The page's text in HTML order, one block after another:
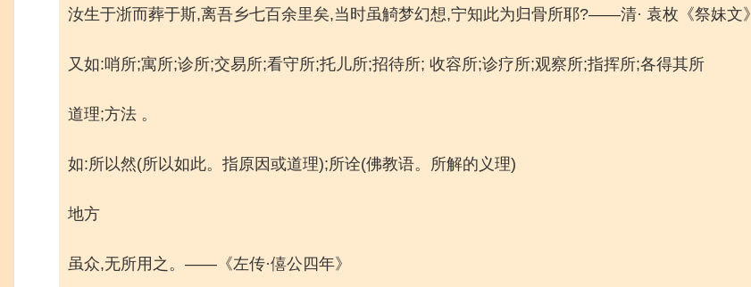
汝生于浙而葬于斯,离吾乡七百余里矣,当时虽觭梦幻想,宁知此为归骨所耶?——清· 袁枚《祭妹文》
又如:哨所;寓所;诊所;交易所;看守所;托儿所;招待所; 收容所;诊疗所;观察所;指挥所;各得其所
道理;方法 。
如:所以然(所以如此。指原因或道理);所诠(佛教语。所解的义理)
地方
虽众,无所用之。——《左传·僖公四年》